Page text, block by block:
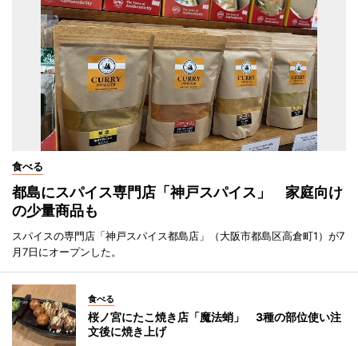
食べる
都島にスパイス専門店「神戸スパイス」 家庭向け
の少量商品も
スパイスの専門店「神戸スパイス都島店」（大阪市都島区高倉町1）が7
月7日にオープンした。
食べる
桜ノ宮にたこ焼き店「魔法蛸」 3種の部位使い注
文後に焼き上げ